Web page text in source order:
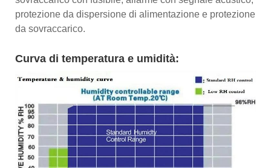
protezione da dispersione di alimentazione e protezione
da sovraccarico.
Curva di temperatura e umidità: